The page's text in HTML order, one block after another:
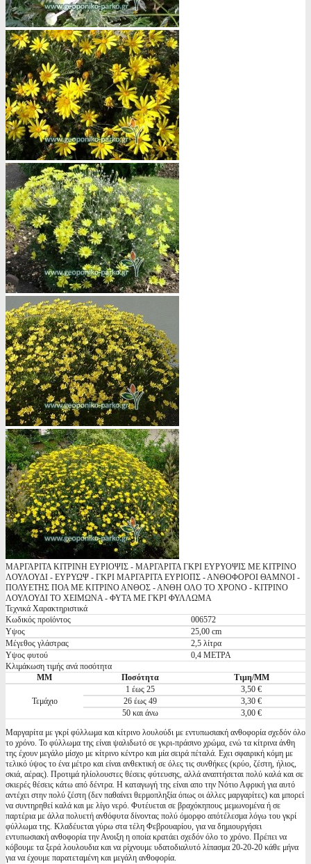
ΜΑΡΓΑΡΙΤΑ ΚΙΤΡΙΝΗ ΕΥΡΙΟΨΙΣ - ΜΑΡΓΑΡΙΤΑ ΓΚΡΙ ΕΥΡΥΟΨΙΣ ΜΕ ΚΙΤΡΙΝΟ
ΛΟΥΛΟΥΔΙ - ΕΥΡΥΩΨ - ΓΚΡΙ ΜΑΡΓΑΡΙΤΑ ΕΥΡΙΟΠΣ - ΑΝΘΟΦΟΡΟΙ ΘΑΜΝΟΙ -
ΠΟΛΥΕΤΗΣ ΠΟΑ ΜΕ ΚΙΤΡΙΝΟ ΑΝΘΟΣ - ΑΝΘΗ ΟΛΟ ΤΟ ΧΡΟΝΟ - ΚΙΤΡΙΝΟ
ΛΟΥΛΟΥΔΙ ΤΟ ΧΕΙΜΩΝΑ - ΦΥΤΑ ΜΕ ΓΚΡΙ ΦΥΛΛΩΜΑ
Τεχνικά Χαρακτηριστικά
Κωδικός προϊόντος
006572
Υψος
25,00 cm
Μέγεθος γλάστρας
2,5 λίτρα
Υψος φυτού
0,4 ΜΕΤΡΑ
Κλιμάκωση τιμής ανά ποσότητα
ΜΜ
Ποσότητα Τιμη/ΜΜ
Τεμάχιο
1 έως 25
3,50 €
26 έως 49
3,30 €
50 και άνω
3,00 €
Μαργαρίτα με γκρί φύλλωμα και κίτρινο λουλούδι με εντυπωσιακή ανθοφορία σχεδόν όλο
το χρόνο. Το φύλλωμα της είναι ψαλιδωτό σε γκρι-πράσινο χρώμα, ενώ τα κίτρινα άνθη
της έχουν μεγάλο μίσχο με κίτρινο κέντρο και μία σειρά πέταλά. Εχει σφαιρική κόμη με
τελικό ύψος το ένα μέτρο και είναι ανθεκτική σε όλες τις συνθήκες (κρύο, ζέστη, ήλιος,
σκιά, αέρας). Προτιμά ηλίολουστες θέσεις φύτευσης, αλλά αναπτήσεται πολύ καλά και σε
σκιερές θέσεις κάτω από δέντρα. Η καταγωγή της είναι απο την Νότιο Αφρική για αυτό
αντέχει στην πολύ ζέστη (δεν παθαίνει θερμοπληξία όπως οι άλλες μαργαρίτες) και μπορεί
να συντηρηθεί καλά και με λίγο νερό. Φυτέυεται σε βραχόκηπους μεμωνομένα ή σε
παρτέρια με άλλα πολυετή ανθόφυτα δίνοντας πολύ όμορφο απότέλεσμα λόγω του γκρί
φύλλωμα της. Κλαδέυεται γύρω στα τέλη Φεβρουαρίου, για να δημιουργήσει
εντυπωσιακή ανθοφορία την Ανοιξη η οποία κρατάει σχεδόν όλο το χρόνο. Πρέπει να
κόβουμε τα ξερά λουλουδια και να ρίχνουμε υδατοδιαλυτό λίπασμα 20-20-20 κάθε μήνα
για να έχουμε παρατεταμένη και μεγάλη ανθοφορία.